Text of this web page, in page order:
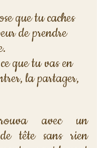
que tu caches
de prendre
que tu vas en
la partager,
avec un
tête sans rien